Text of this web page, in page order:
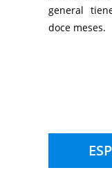
general
doce meses.